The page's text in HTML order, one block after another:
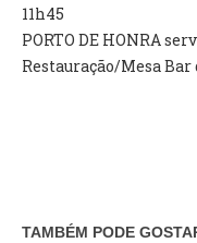
11h45
PORTO DE HONRA
Restauração/Mesa Bar
TAMBÉM PODE